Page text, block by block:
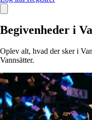
Begivenheder i
Oplev alt, hvad der sker i
Vannsätter.